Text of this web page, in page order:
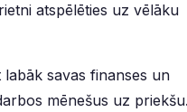
atspēlēties uz vēlāku
savas finanses un
mēnešus uz priekšu.